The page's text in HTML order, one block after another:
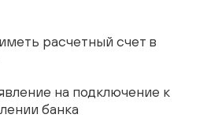
расчетный счет в
на подключение к
банка